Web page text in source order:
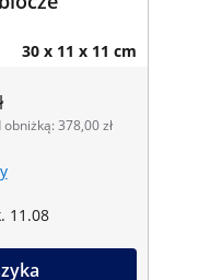
30 x 11 x 11 cm
378,00 zł
11.08